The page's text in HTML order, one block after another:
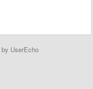
by UserEcho